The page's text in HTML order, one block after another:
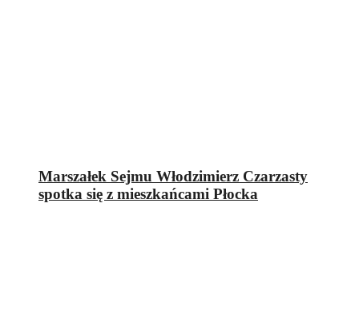
Marszałek Sejmu Włodzimierz Czarzasty
spotka się z mieszkańcami Płocka